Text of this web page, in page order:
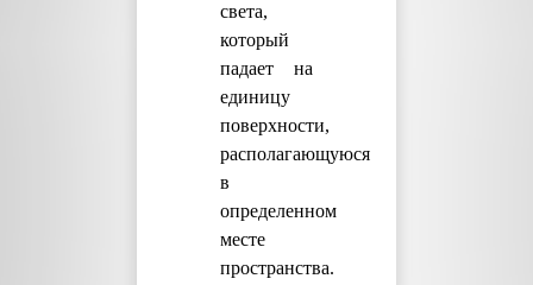
света,
который
падает на
единицу
поверхности,
располагающуюся
в
определенном
месте
пространства.